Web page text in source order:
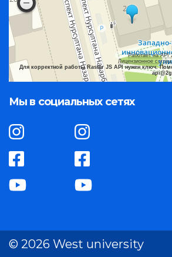
Работает на API
Лицензионное
Для корректной работы Raster JS API нужен ключ.
Мы в социальных сетях
© 2026 West university